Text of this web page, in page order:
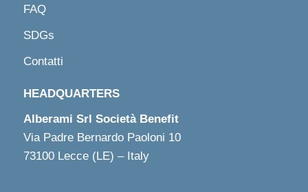
FAQ
SDGs
Contatti
HEADQUARTERS
Alberami Srl Società Benefit
Via Padre Bernardo Paoloni 10
73100 Lecce (LE) – Italy